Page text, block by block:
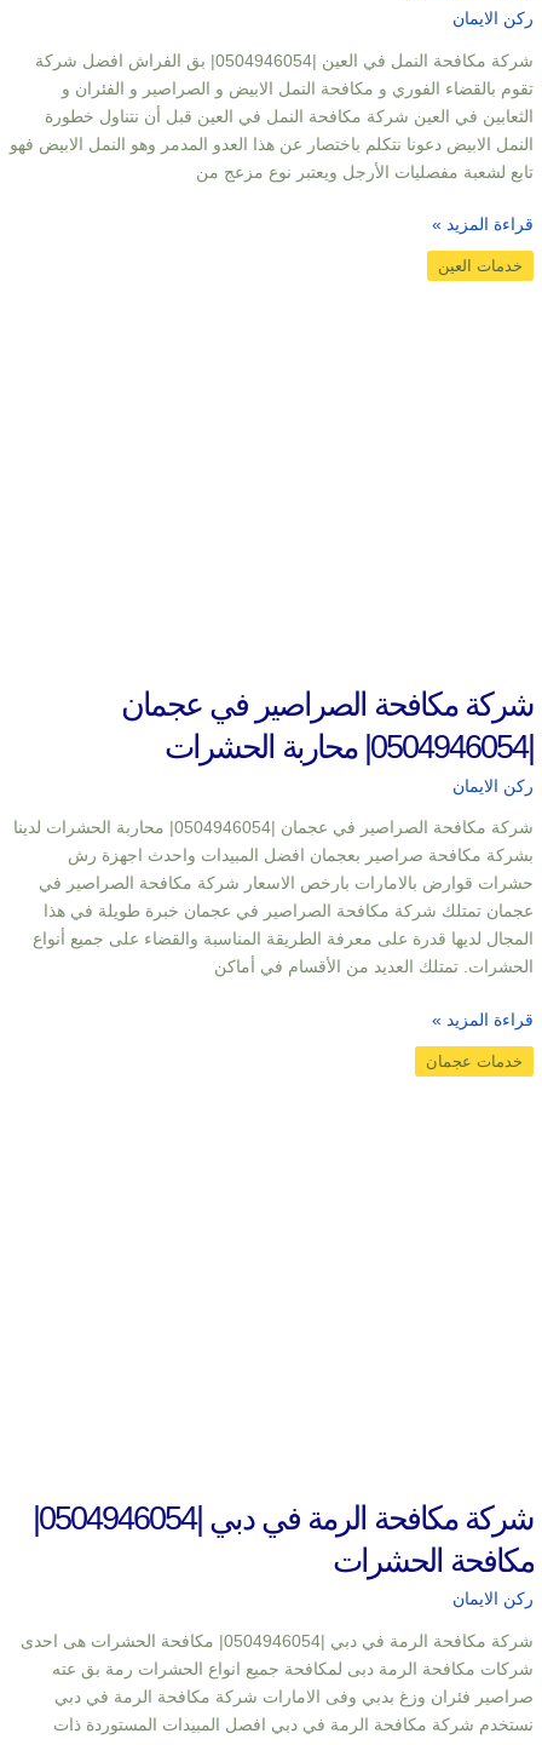
ركن الايمان
شركة مكافحة النمل في العين |0504946054| بق الفراش افضل شركة
تقوم بالقضاء الفوري و مكافحة النمل الابيض و الصراصير و الفئران و
الثعابين في العين شركة مكافحة النمل في العين قبل أن نتناول خطورة
النمل الابيض دعونا نتكلم باختصار عن هذا العدو المدمر وهو النمل الابيض فهو
تابع لشعبة مفصليات الأرجل ويعتبر نوع مزعج من
قراءة المزيد »
خدمات العين
شركة مكافحة الصراصير في عجمان
|0504946054| محاربة الحشرات
ركن الايمان
شركة مكافحة الصراصير في عجمان |0504946054| محاربة الحشرات لدينا
بشركة مكافحة صراصير بعجمان افضل المبيدات واحدث اجهزة رش
حشرات قوارض بالامارات بارخص الاسعار شركة مكافحة الصراصير في
عجمان تمتلك شركة مكافحة الصراصير في عجمان خبرة طويلة في هذا
المجال لديها قدرة على معرفة الطريقة المناسبة والقضاء على جميع أنواع
الحشرات. تمتلك العديد من الأقسام في أماكن
قراءة المزيد »
خدمات عجمان
شركة مكافحة الرمة في دبي |0504946054|
مكافحة الحشرات
ركن الايمان
شركة مكافحة الرمة في دبي |0504946054| مكافحة الحشرات هى احدى
شركات مكافحة الرمة دبى لمكافحة جميع انواع الحشرات رمة بق عته
صراصير فئران وزغ بدبي وفى الامارات شركة مكافحة الرمة في دبي
نستخدم شركة مكافحة الرمة في دبي افصل المبيدات المستوردة ذات